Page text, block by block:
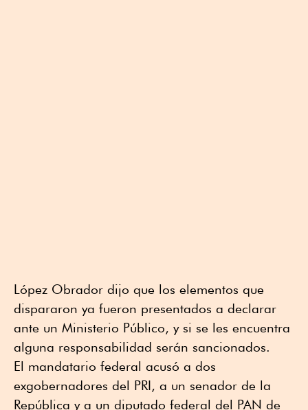
López Obrador dijo que los elementos que
dispararon ya fueron presentados a declarar
ante un Ministerio Público, y si se les encuentra
alguna responsabilidad serán sancionados.
El mandatario federal acusó a dos
exgobernadores del PRI, a un senador de la
República y a un diputado federal del PAN de